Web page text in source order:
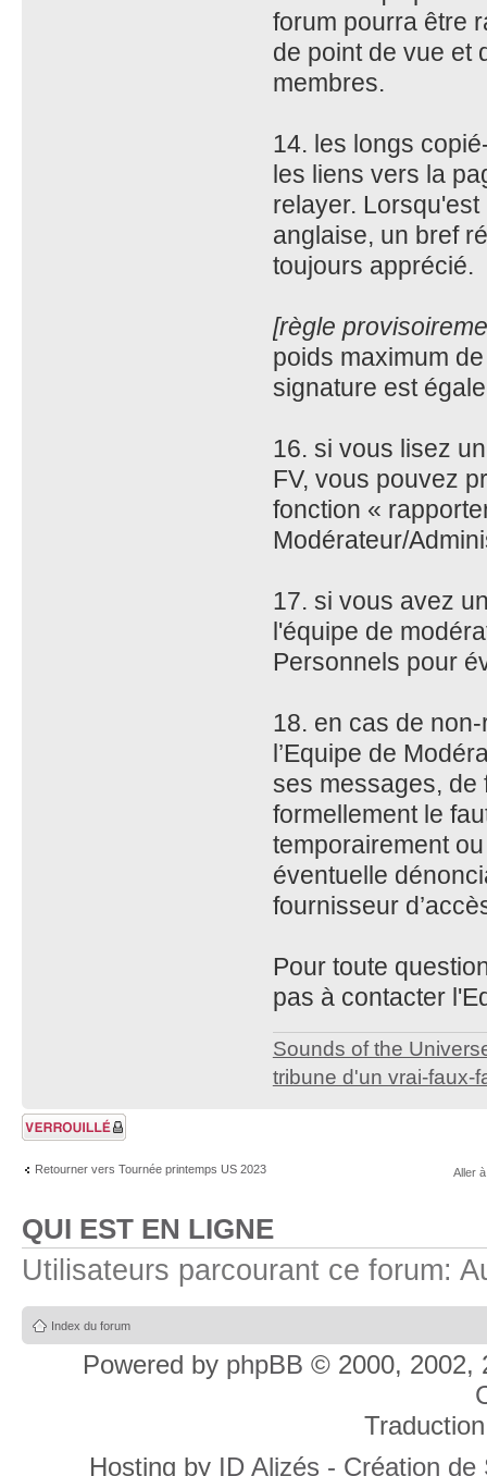
forum pourra être
de point de vue et
membres.
14. les longs
les liens vers la
relayer.
anglaise, un bref
toujours apprécié.
[règle
poids maximum
signature est
16. si vous lisez
FV, vous pouvez
fonction «
Modérateur/
17. si vous avez
l'équipe de
Personnels pour
18. en cas de
l’Equipe de
ses messages, de
formellement le
temporairement
éventuelle
fournisseur
Pour toute
pas à contacter
Sounds of the
tribune d'un vrai-faux-
Sujet verrouillé
Retourner vers Tournée printemps US 2023 Aller
QUI EST EN LIGNE
Utilisateurs parcourant ce forum:
Index du forum
Powered by phpBB © 2000, 2002,
Hosting by ID Alizés - Création